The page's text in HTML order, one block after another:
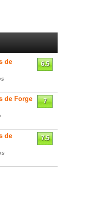
de
6.5
de Forge
7
de
7.5